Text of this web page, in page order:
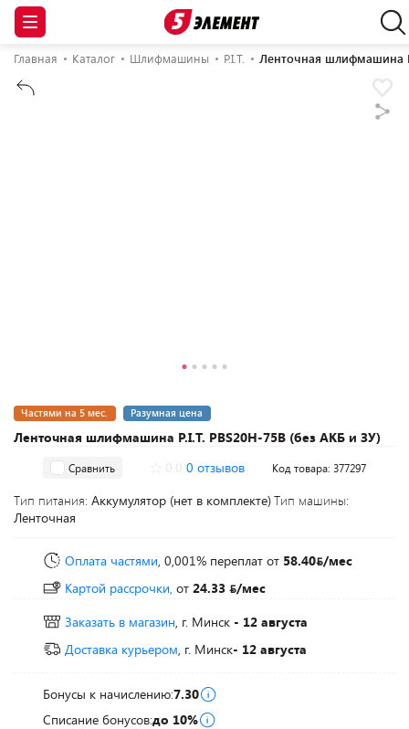
Главная Каталог Шлифмашины P.I.T. Ленточная шлифмашина
Ленточная шлифмашина P.I.T. PBS20H-75B (без АКБ и ЗУ)
Частями на 5 мес. Разумная цена
Сравнить 0 отзывов Код товара: 377297
Тип питания: Аккумулятор (нет в комплекте)Тип машины:
Ленточная
Оплата частями, 0,001% переплат от 58.40 /мес
Картой рассрочки, от 24.33
/мес
Заказать в магазин, г. Минск - 12 августа
Доставка курьером, г. Минск- 12 августа
Бонусы к начислению:7.30
Списание бонусов:до 10%